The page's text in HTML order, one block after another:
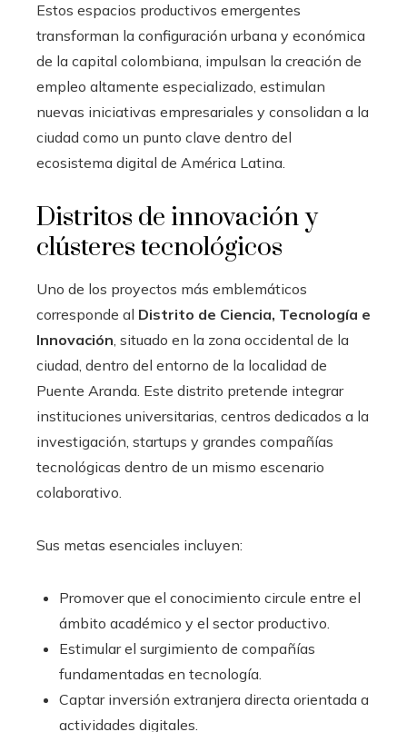
Estos espacios productivos emergentes
transforman la configuración urbana y económica
de la capital colombiana, impulsan la creación de
empleo altamente especializado, estimulan
nuevas iniciativas empresariales y consolidan a la
ciudad como un punto clave dentro del
ecosistema digital de América Latina.
Distritos de innovación y
clústeres tecnológicos
Uno de los proyectos más emblemáticos
corresponde al Distrito de Ciencia, Tecnología e
Innovación, situado en la zona occidental de la
ciudad, dentro del entorno de la localidad de
Puente Aranda. Este distrito pretende integrar
instituciones universitarias, centros dedicados a la
investigación, startups y grandes compañías
tecnológicas dentro de un mismo escenario
colaborativo.
Sus metas esenciales incluyen:
Promover que el conocimiento circule entre el
ámbito académico y el sector productivo.
Estimular el surgimiento de compañías
fundamentadas en tecnología.
Captar inversión extranjera directa orientada a
actividades digitales.